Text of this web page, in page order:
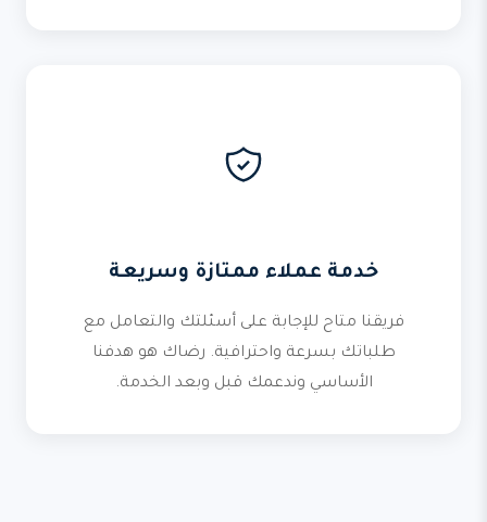
خدمة عملاء ممتازة وسريعة
فريقنا متاح للإجابة على أسئلتك والتعامل مع
طلباتك بسرعة واحترافية. رضاك هو هدفنا
الأساسي وندعمك قبل وبعد الخدمة.